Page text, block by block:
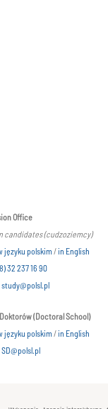
Office
candidates (cudzoziemcy)
języku polskim /in English
32 237 16 90
study@polsl.pl
Doktorów (Doctoral School)
języku polskim /in English
SD@polsl.pl